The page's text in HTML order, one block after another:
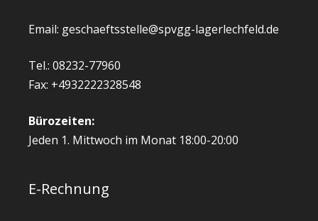
Email: geschaeftsstelle@spvgg-lagerlechfeld.de
Tel.: 08232-77960
Fax: +4932222328548
Bürozeiten:
Jeden 1. Mittwoch im Monat 18:00-20:00
E-Rechnung